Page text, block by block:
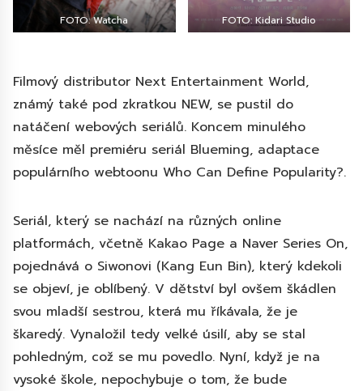
FOTO: Watcha FOTO: Kidari Studio
Filmový distributor Next Entertainment World,
známý také pod zkratkou NEW, se pustil do
natáčení webových seriálů. Koncem minulého
měsíce měl premiéru seriál Blueming, adaptace
populárního webtoonu Who Can Define Popularity?.
Seriál, který se nachází na různých online
platformách, včetně Kakao Page a Naver Series On,
pojednává o Siwonovi (Kang Eun Bin), který kdekoli
se objeví, je oblíbený. V dětství byl ovšem škádlen
svou mladší sestrou, která mu říkávala, že je
škaredý. Vynaložil tedy velké úsilí, aby se stal
pohledným, což se mu povedlo. Nyní, když je na
vysoké škole, nepochybuje o tom, že bude